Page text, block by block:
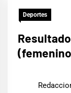
Deportes